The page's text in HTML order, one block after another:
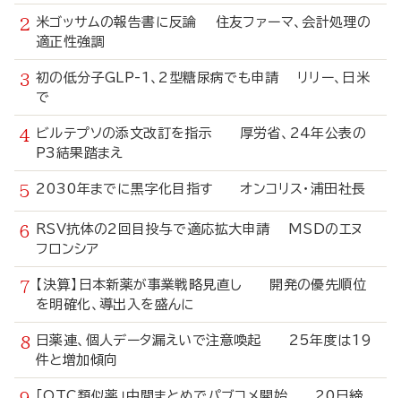
米ゴッサムの報告書に反論 住友ファーマ、会計処理の
適正性強調
初の低分子GLP-1、2型糖尿病でも申請 リリー、日米
で
ビルテプソの添文改訂を指示 厚労省、24年公表の
P3結果踏まえ
2030年までに黒字化目指す オンコリス・浦田社長
RSV抗体の2回目投与で適応拡大申請 MSDのエヌ
フロンシア
【決算】日本新薬が事業戦略見直し 開発の優先順位
を明確化、導出入を盛んに
日薬連、個人データ漏えいで注意喚起 25年度は19
件と増加傾向